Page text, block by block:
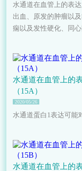
水通道在血管上的表
出血、原发的肿瘤以
痫以及发性硬化、同
水通道在血管上的
（15A）
2020/05/26
水通道蛋白1表达可能
水通道在血管上的